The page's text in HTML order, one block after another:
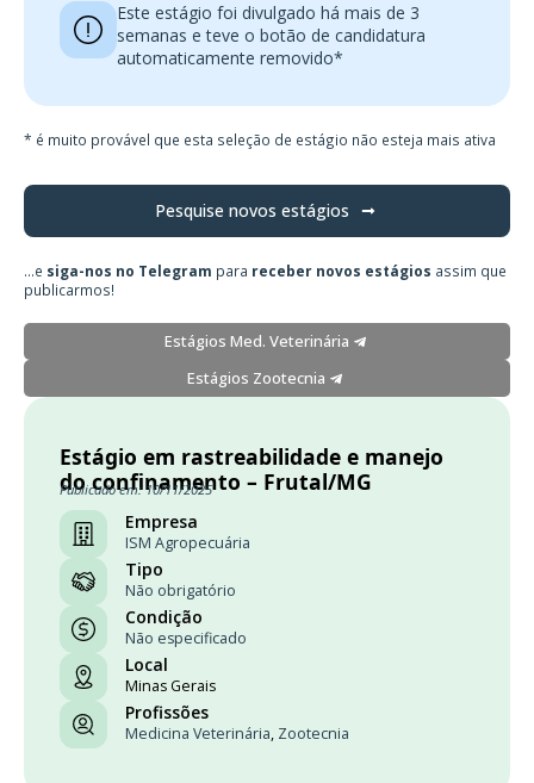
Este estágio foi divulgado há mais de 3
semanas e teve o botão de candidatura
automaticamente removido*
* é muito provável que esta seleção de estágio não esteja mais ativa
Pesquise novos estágios
...e siga-nos no Telegram para receber novos estágios assim que
publicarmos!
Estágios Med. Veterinária
Estágios Zootecnia
Estágio em rastreabilidade e manejo
do confinamento – Frutal/MG
Publicado em: 10/11/2025
Empresa
ISM Agropecuária
Tipo
Não obrigatório
Condição
Não especificado
Local
Minas Gerais
Profissões
Medicina Veterinária, Zootecnia